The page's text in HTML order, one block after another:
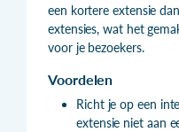
een kortere extensie
extensies, wat het
voor je bezoekers.
Voordelen
Richt je op een
extensie niet aan